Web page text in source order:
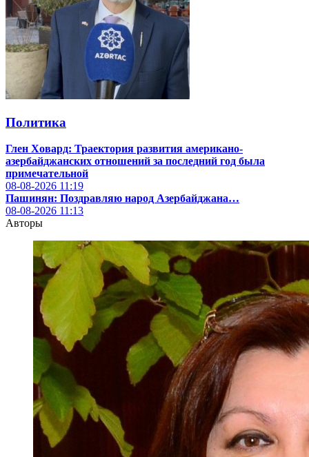
Политика
Глен Ховард: Траектория развития американо-
азербайджанских отношений за последний год была
примечательной
08-08-2026 11:19
Пашинян: Поздравляю народ Азербайджана…
08-08-2026 11:13
Авторы